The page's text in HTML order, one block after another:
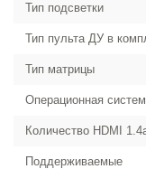
Тип подсветки
Тип пульта ДУ в
Тип матрицы
Операционная
Количество HDMI
Поддерживаемые